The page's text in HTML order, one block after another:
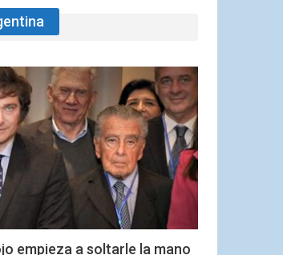
empieza a soltarle la mano